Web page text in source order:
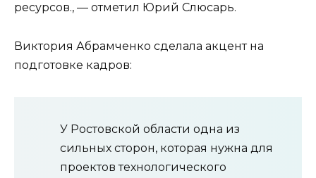
ресурсов., — отметил Юрий Слюсарь.
Виктория Абрамченко сделала акцент на
подготовке кадров:
У Ростовской области одна из
сильных сторон, которая нужна для
проектов технологического